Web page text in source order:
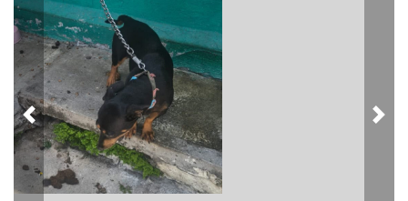
Previous